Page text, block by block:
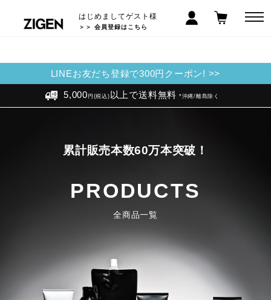
はじめましてゲスト様
＞＞ 会員登録はこちら
LINEお友だち登録で300円クーポン! >>
5,000 円(税込) 以上で送料無料 *沖縄/離島除く
累計販売本数60万本突破！
PRODUCTS
全商品一覧